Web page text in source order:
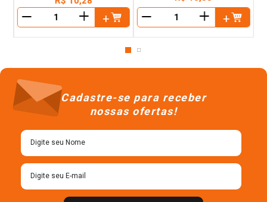
＋ ＋
Cadastre-se para receber
nossas ofertas!